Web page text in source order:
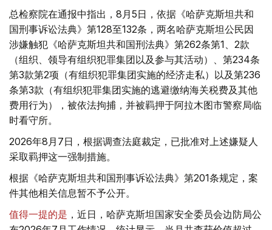
总检察院在通报中指出，8月5日，依据《哈萨克斯坦共和
国刑事诉讼法典》第128至132条，两名哈萨克斯坦公民因
涉嫌触犯《哈萨克斯坦共和国刑法典》第262条第1、2款
（组织、领导有组织犯罪集团以及参与其活动）、第234条
第3款第2项（有组织犯罪集团实施的经济走私）以及第236
条第3款（有组织犯罪集团实施的逃避缴纳海关税费及其他
费用行为），被依法拘捕，并被羁押于阿拉木图市警察局临
时看守所。
2026年8月7日，根据调查法庭裁定，已批准对上述嫌疑人
采取羁押这一强制措施。
根据《哈萨克斯坦共和国刑事诉讼法典》第201条规定，案
件其他相关信息暂不予公开。
值得一提的是 ，近日，哈萨克斯坦国家安全委员会边防局公